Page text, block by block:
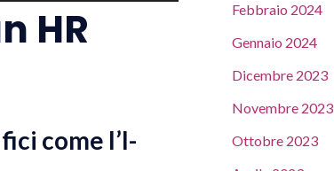
HR
come l’I-
Febbraio 2024
Gennaio 2024
Dicembre 2023
Novembre 2023
Ottobre 2023